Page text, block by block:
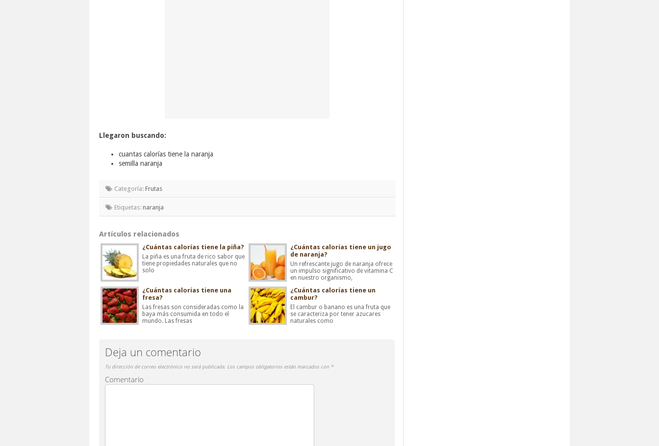
Llegaron buscando:
cuantas calorías tiene la naranja
semilla naranja
Categoría:Frutas
Etiquetas:naranja
Artículos relacionados
¿Cuántas calorías tiene la piña?
La piña es una fruta de rico sabor que
tiene propiedades naturales que no
solo
¿Cuántas calorías tiene un jugo
de naranja?
Un refrescante jugo de naranja ofrece
un impulso significativo de vitamina C
en nuestro organismo,
¿Cuántas calorías tiene una
fresa?
Las fresas son consideradas como la
baya más consumida en todo el
mundo. Las fresas
¿Cuántas calorías tiene un
cambur?
El cambur o banano es una fruta que
se caracteriza por tener azucares
naturales como
Deja un comentario
Tu dirección de correo electrónico no será publicada. Los campos obligatorios están marcados con *
Comentario